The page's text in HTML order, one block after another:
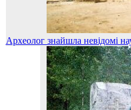
Археолог знайшла невідомі